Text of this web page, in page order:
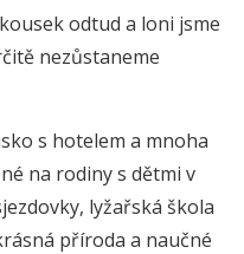
odtud a loni jsme
nezůstaneme
s hotelem a mnoha
na rodiny s dětmi v
lyžařská škola
příroda a naučné